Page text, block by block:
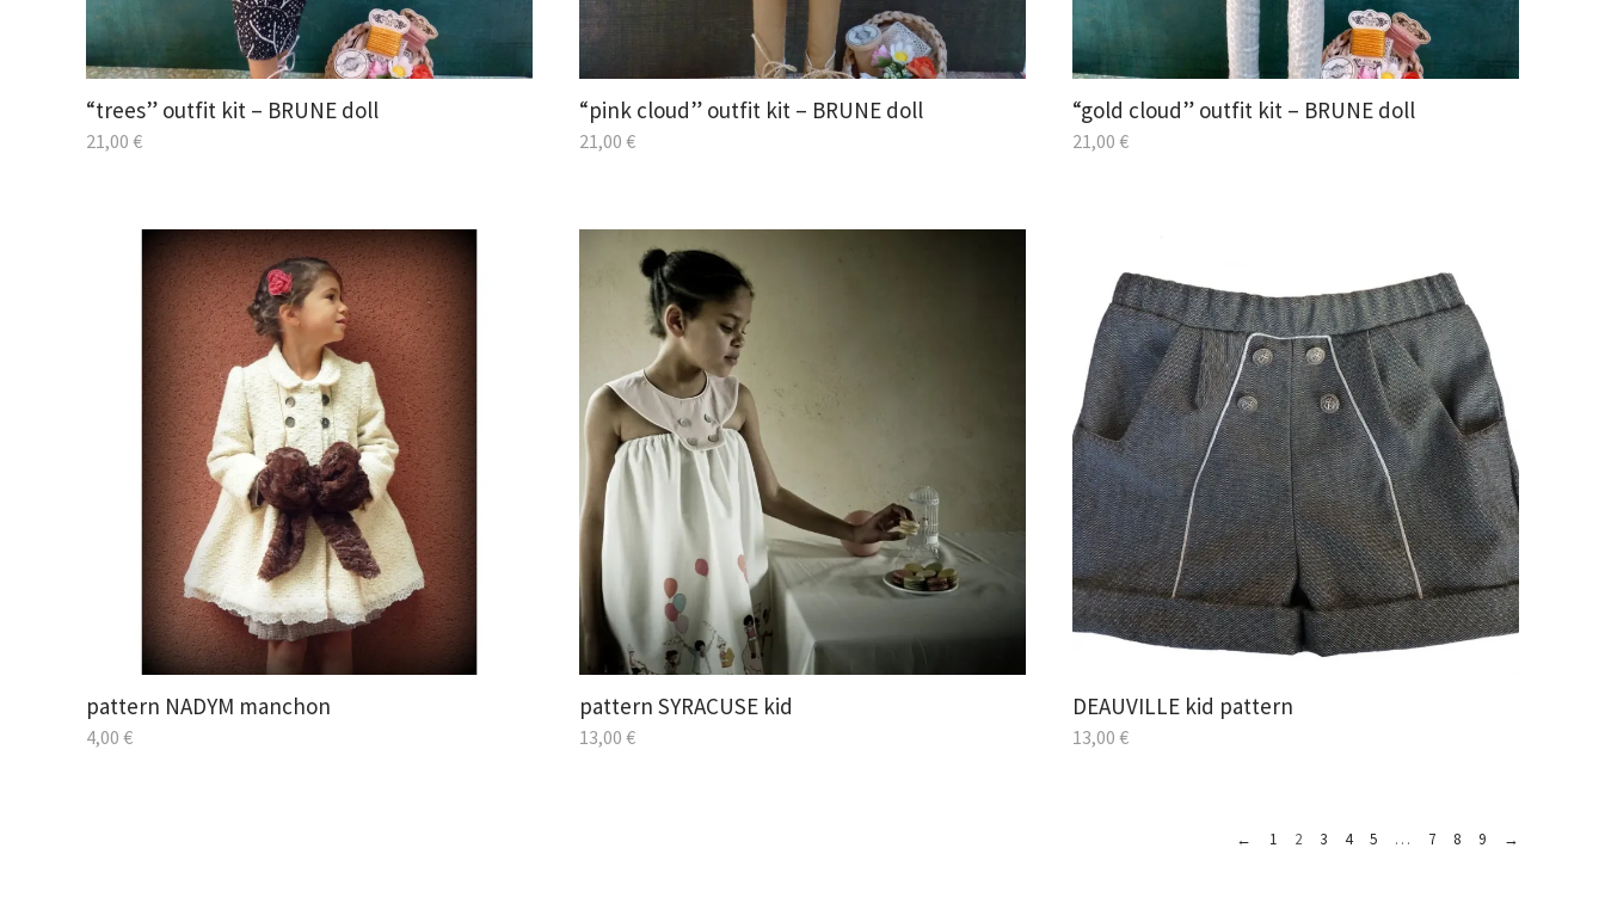
“trees” outfit kit – BRUNE doll
21,00 €
“pink cloud” outfit kit – BRUNE doll
21,00€
“gold cloud” outfit kit – BRUNE doll
21,00€
pattern NADYM manchon
4,00 €
pattern SYRACUSE kid
13,00€
DEAUVILLE kid pattern
13,00€
← 1 2 3 4 5 … 7 8 9 →